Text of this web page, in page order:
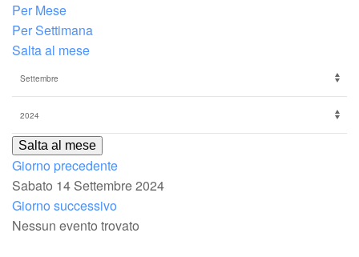
Per Mese
Per Settimana
Salta al mese
Salta al mese
Giorno precedente
Sabato 14 Settembre 2024
Giorno successivo
Nessun evento trovato